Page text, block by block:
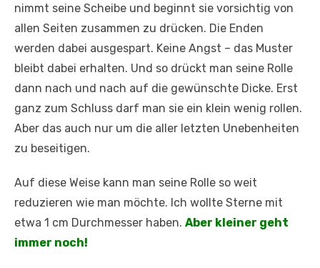
nimmt seine Scheibe und beginnt sie vorsichtig von
allen Seiten zusammen zu drücken. Die Enden
werden dabei ausgespart. Keine Angst – das Muster
bleibt dabei erhalten. Und so drückt man seine Rolle
dann nach und nach auf die gewünschte Dicke. Erst
ganz zum Schluss darf man sie ein klein wenig rollen.
Aber das auch nur um die aller letzten Unebenheiten
zu beseitigen.
Auf diese Weise kann man seine Rolle so weit
reduzieren wie man möchte. Ich wollte Sterne mit
etwa 1 cm Durchmesser haben. Aber kleiner geht
immer noch!